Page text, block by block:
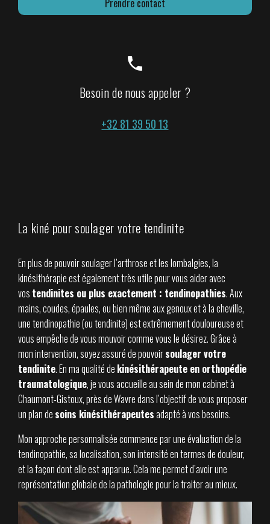
Prendre contact
phone
Besoin de nous appeler ?
+32 81 39 50 13
La kiné pour soulager votre tendinite
En plus de pouvoir soulager l’arthrose et les lombalgies, la
kinésithérapie est également très utile pour vous aider avec
vos tendinites ou plus exactement : tendinopathies. Aux
mains, coudes, épaules, ou bien même aux genoux et à la cheville,
une tendinopathie (ou tendinite) est extrêmement douloureuse et
vous empêche de vous mouvoir comme vous le désirez. Grâce à
mon intervention, soyez assuré de pouvoirsoulager votre
tendinite. En ma qualité de kinésithérapeute en orthopédie
traumatologique, je vous accueille au sein de mon cabinet à
Chaumont-Gistoux, près de Wavre dans l’objectif de vous proposer
un plan de soins kinésithérapeutesadapté à vos besoins.
Mon approche personnalisée commence par une évaluation de la
tendinopathie, sa localisation, son intensité en termes de douleur,
et la façon dont elle est apparue. Cela me permet d’avoir une
représentation globale de la pathologie pour la traiter au mieux.